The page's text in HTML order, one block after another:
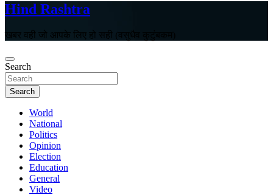
Hind Rashtra
खबर वही जो आपके लिए हो सही (वसुधैव कुटुंबकम)
Search
Search
World
National
Politics
Opinion
Election
Education
General
Video